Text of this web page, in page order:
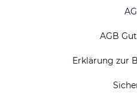
AGB
Erklärung zur